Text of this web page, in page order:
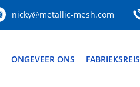
nicky@metallic-mesh.com
ONGEVEER ONS FABRIEKSREIS